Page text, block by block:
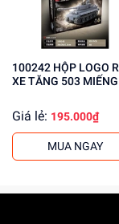
Tăng cường
Mua ngay đồ
nhận ưu đãi cho
thêm thông tin
100242 HỘP LOGO RÁP
XE TĂNG 503 MIẾNG
Giá lẻ: 195.000₫
MUA NGAY